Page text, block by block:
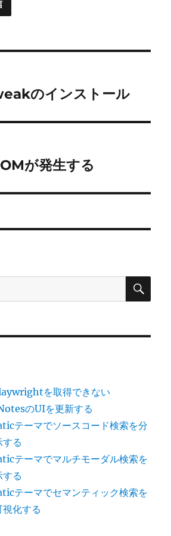
のインストール
が発生する
検
を取得できない
のUIを更新する
テーマでソースコード検索を分
る
テーマでマルチモーダル検索を
る
テーマでセマンティック検索を
化する